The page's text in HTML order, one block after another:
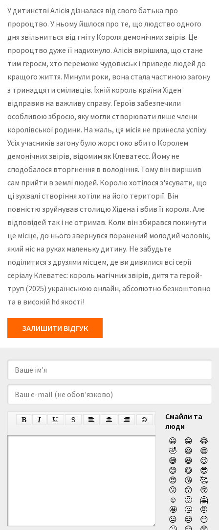
У дитинстві Алісія дізналася від свого батька про
пророцтво. У ньому йшлося про те, що людство одного
дня звільниться від гніту Короля демонічних звірів. Це
пророцтво дуже її надихнуло. Алісія вирішила, що стане
тим героєм, хто переможе чудовиськ і приведе людей до
кращого життя. Минули роки, вона стала частиною загону
з тринадцяти сміливців. Їхній король країни Хіден
відправив на важливу справу. Героїв забезпечили
особливою зброєю, яку могли створювати лише члени
королівської родини. На жаль, ця місія не принесла успіху.
Усіх учасників загону було жорстоко вбито Королем
демонічних звірів, відомим як Клеватесс. Йому не
сподобалося вторгнення в володіння. Тому він вирішив
сам прийти в землі людей. Королю хотілося з'ясувати, що
ці зухвалі створіння хотіли на його території. Він
повністю зруйнував столицю Хідена і вбив її короля. Але
відповідей так і не отримав. Коли він збирався покинути
це місце, до нього звернувся поранений молодий чоловік,
який ніс на руках маленьку дитину. Не забудьте
поділитися з друзями місцем, де ви дивилися всі серії
серіалу Клеватес: король магічних звірів, дитя та герой-
труп (2025) українською онлайн, абсолютно безкоштовно
та в високій hd якості!
ЗАЛИШИТИ ВІДГУК
Смайли та
люди
😀
😁
😂
🤣
😃
😄
😅
😆
😉
😊
😋
😎
😍
😘
🥰
😗
😙
😚
☺️
🙂
🤗
🤩
🤔
🤨
😐
😑
😶